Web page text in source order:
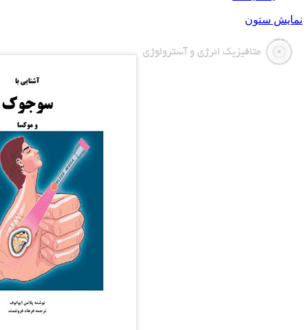
نمایش ستون